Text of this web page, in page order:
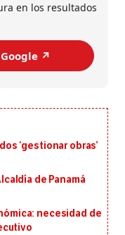
en los resultados
↗️
‘gestionar obras’
de Panamá
necesidad de